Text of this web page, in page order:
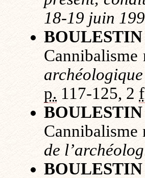
18-19 juin
p. 117-125, 2
Cannibalisme
de
BOULESTIN